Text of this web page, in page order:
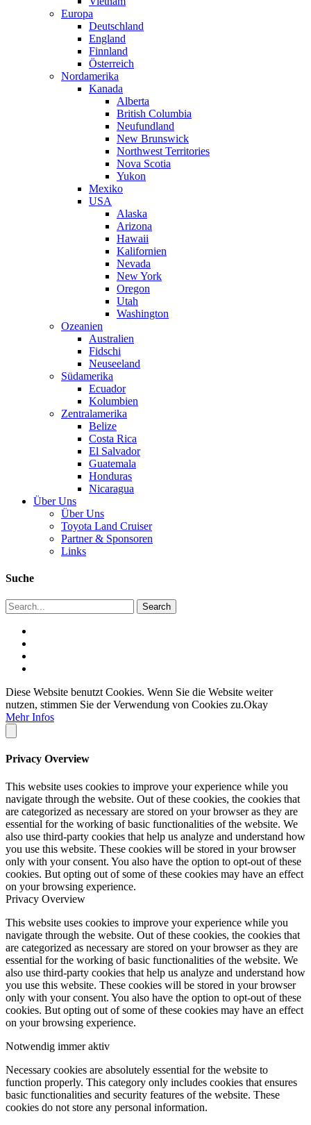
Europa
Deutschland
England
Finnland
Österreich
Nordamerika
Kanada
Alberta
British Columbia
Neufundland
New Brunswick
Northwest Territories
Nova Scotia
Yukon
Mexiko
USA
Alaska
Arizona
Hawaii
Kalifornien
Nevada
New York
Oregon
Utah
Washington
Ozeanien
Australien
Fidschi
Neuseeland
Südamerika
Ecuador
Kolumbien
Zentralamerika
Belize
Costa Rica
El Salvador
Guatemala
Honduras
Nicaragua
Über Uns
Über Uns
Toyota Land Cruiser
Partner & Sponsoren
Links
Suche
Diese Website benutzt Cookies. Wenn Sie die Website weiter
nutzen, stimmen Sie der Verwendung von Cookies zu.Okay
Mehr Infos
Privacy Overview
This website uses cookies to improve your experience while you
navigate through the website. Out of these cookies, the cookies that
are categorized as necessary are stored on your browser as they are
essential for the working of basic functionalities of the website. We
also use third-party cookies that help us analyze and understand how
you use this website. These cookies will be stored in your browser
only with your consent. You also have the option to opt-out of these
cookies. But opting out of some of these cookies may have an effect
on your browsing experience.
Privacy Overview
This website uses cookies to improve your experience while you
navigate through the website. Out of these cookies, the cookies that
are categorized as necessary are stored on your browser as they are
essential for the working of basic functionalities of the website. We
also use third-party cookies that help us analyze and understand how
you use this website. These cookies will be stored in your browser
only with your consent. You also have the option to opt-out of these
cookies. But opting out of some of these cookies may have an effect
on your browsing experience.
Notwendig immer aktiv
Necessary cookies are absolutely essential for the website to
function properly. This category only includes cookies that ensures
basic functionalities and security features of the website. These
cookies do not store any personal information.